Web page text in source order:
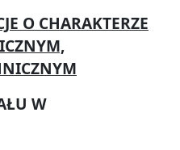
O CHARAKTERZE
W